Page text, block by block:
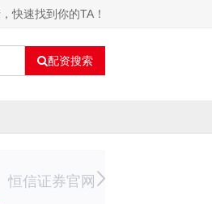
快速找到你的TA！
配资搜索
恒信证券官网